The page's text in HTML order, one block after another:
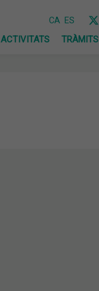
CA ES
ACTIVITATS TRÀMITS